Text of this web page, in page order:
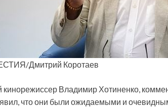
Дмитрий Коротаев
кинорежиссер Владимир Хотиненко,
что они были ожидаемыми и